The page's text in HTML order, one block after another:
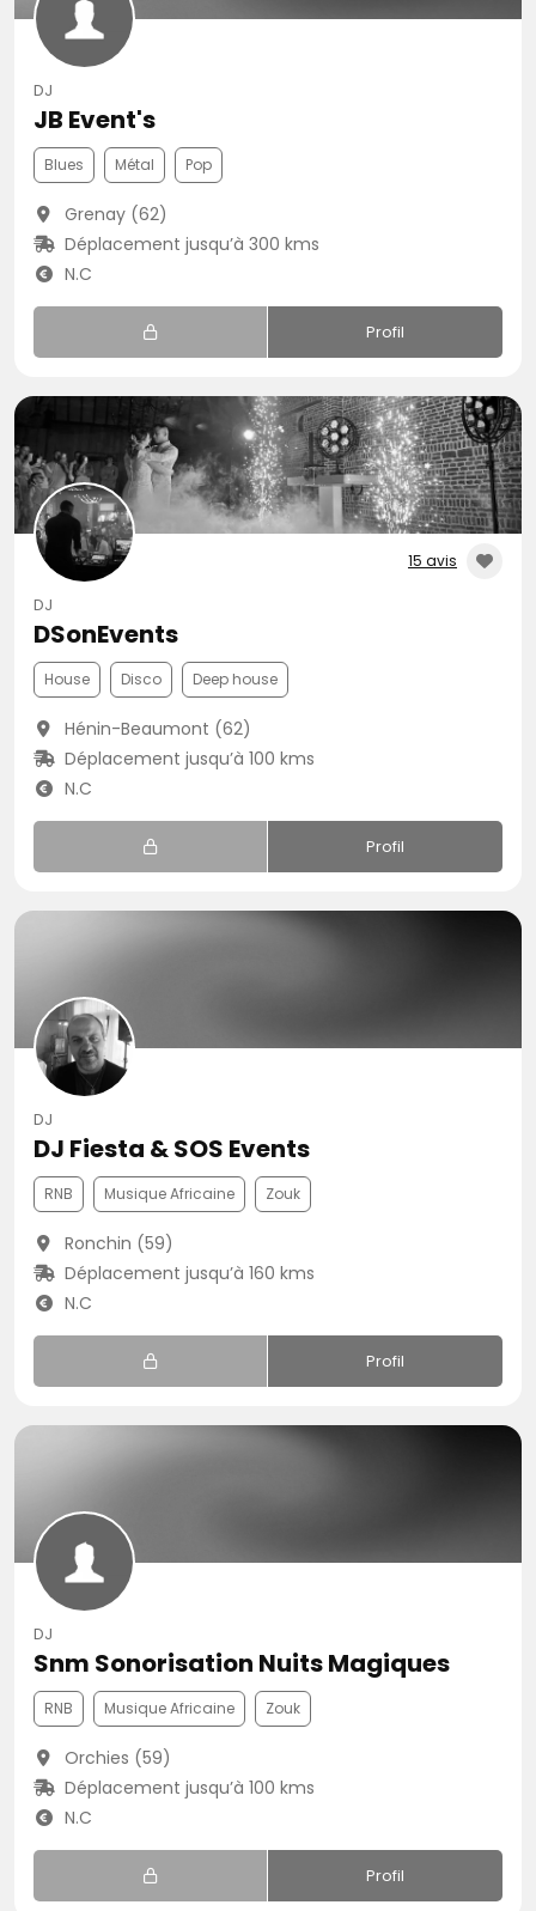
DJ
JB Event's
Blues Métal Pop
Grenay (62)
Déplacement jusqu’à 300 kms
N.C
Profil
15 avis
DJ
DSonEvents
House Disco Deep house
Hénin-Beaumont (62)
Déplacement jusqu’à 100 kms
N.C
Profil
DJ
DJ Fiesta & SOS Events
RNB Musique Africaine Zouk
Ronchin (59)
Déplacement jusqu’à 160 kms
N.C
Profil
DJ
Snm Sonorisation Nuits Magiques
RNB Musique Africaine Zouk
Orchies (59)
Déplacement jusqu’à 100 kms
N.C
Profil